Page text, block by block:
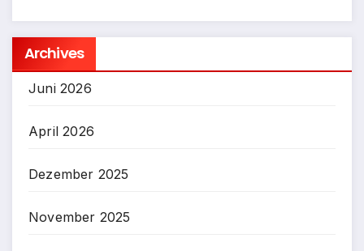
Archives
Juni 2026
April 2026
Dezember 2025
November 2025